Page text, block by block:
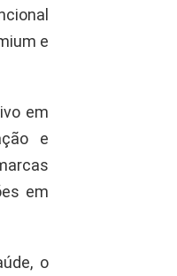
e
em
e
em
o